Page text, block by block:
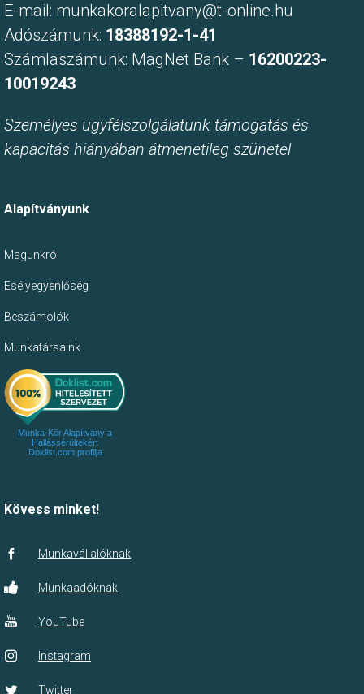
E-mail: munkakoralapitvany@t-online.hu
Adószámunk: 18388192-1-41
Számlaszámunk: MagNet Bank – 16200223-
10019243
Személyes ügyfélszolgálatunk támogatás és
kapacitás hiányában átmenetileg szünetel
Alapítványunk
Magunkról
Esélyegyenlőség
Beszámolók
Munkatársaink
Munka-Kör Alapítvány a
Hallássérültekért
Doklist.com profilja
Kövess minket!
Munkavállalóknak
Munkaadóknak
YouTube
Instagram
Twitter